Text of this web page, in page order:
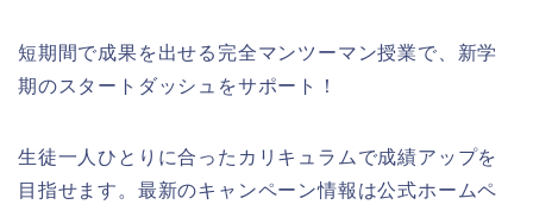
短期間で成果を出せる完全マンツーマン授業で、新学
期のスタートダッシュをサポート！
生徒一人ひとりに合ったカリキュラムで成績アップを
目指せます。最新のキャンペーン情報は公式ホームペ